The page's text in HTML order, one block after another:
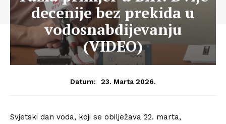
decenije bez prekida u
vodosnabdijevanju
(VIDEO)
Datum: 23. Marta 2026.
Svjetski dan voda, koji se obilježava 22. marta,